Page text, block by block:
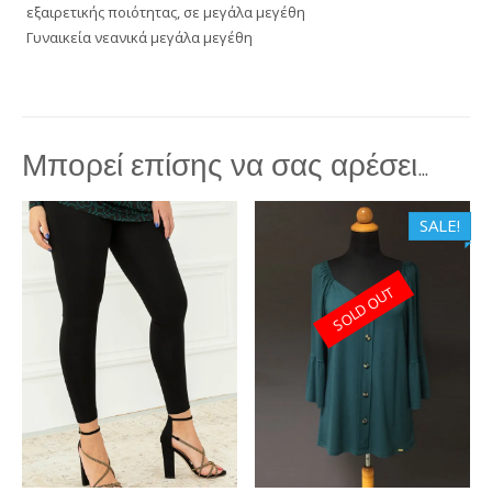
εξαιρετικής ποιότητας, σε μεγάλα μεγέθη
Γυναικεία νεανικά μεγάλα μεγέθη
Μπορεί επίσης να σας αρέσει…
SALE!
SOLD OUT